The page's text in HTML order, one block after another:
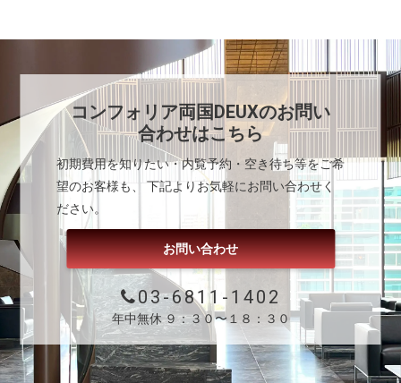
コンフォリア両国DEUXのお問い
合わせはこちら
初期費用を知りたい・内覧予約・空き待ち等をご希
望のお客様も、 下記よりお気軽にお問い合わせく
ださい。
お問い合わせ
03-6811-1402
年中無休 ９：３０〜１８：３０